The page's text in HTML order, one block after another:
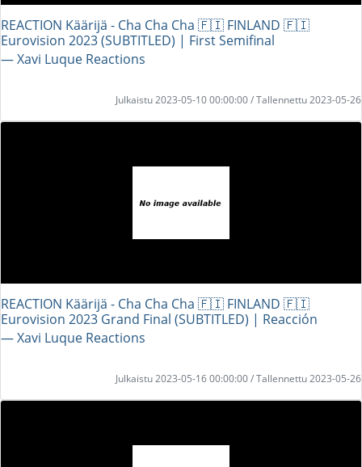
REACTION Käärijä - Cha Cha Cha 🇫🇮 FINLAND 🇫🇮
Eurovision 2023 (SUBTITLED) | First Semifinal
― Xavi Luque Reactions
Julkaistu 2023-05-10 00:00:00 / Tallennettu 2023-05-26
REACTION Käärijä - Cha Cha Cha 🇫🇮 FINLAND 🇫🇮
Eurovision 2023 Grand Final (SUBTITLED) | Reacción
― Xavi Luque Reactions
Julkaistu 2023-05-16 00:00:00 / Tallennettu 2023-05-26